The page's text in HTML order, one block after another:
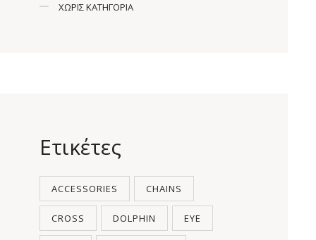
ΧΩΡΊΣ ΚΑΤΗΓΟΡΊΑ
Ετικέτες
ACCESSORIES CHAINS
CROSS DOLPHIN EYE